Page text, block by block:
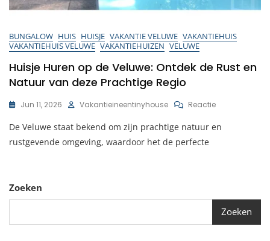
BUNGALOW HUIS HUISJE VAKANTIE VELUWE VAKANTIEHUIS
VAKANTIEHUIS VELUWE VAKANTIEHUIZEN VELUWE
Huisje Huren op de Veluwe: Ontdek de Rust en
Natuur van deze Prachtige Regio
Jun 11, 2026 Vakantieineentinyhouse ReactieOp
Huren
En
Natuur
De Veluwe staat bekend om zijn prachtige natuur en
rustgevende omgeving, waardoor het de perfecte
Zoeken
Zoeken